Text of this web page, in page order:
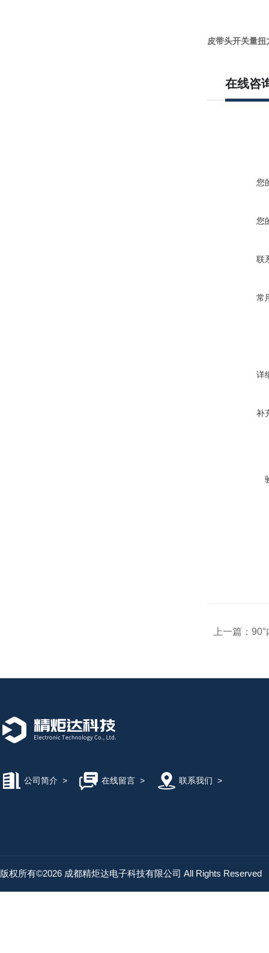
皮带头开关量
在线咨
您
您
联
常
详
补
上一篇：
公司简介 > 在线留言> 联系我们 >
版权所有©2026 成都精炬达电子科技有限公司 All Rights Reserved